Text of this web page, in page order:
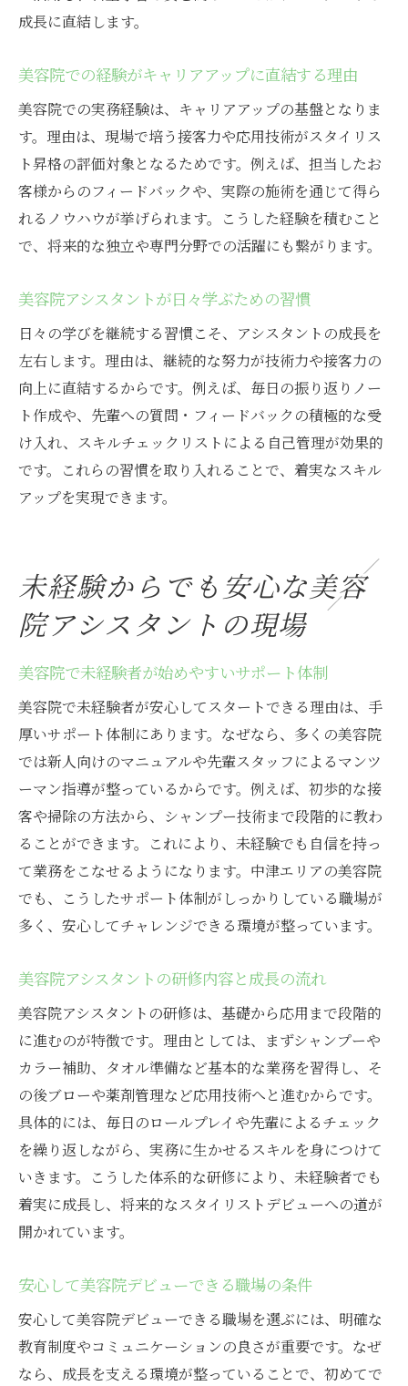
成長に直結します。
美容院での経験がキャリアアップに直結する理由
美容院での実務経験は、キャリアアップの基盤となりま
す。理由は、現場で培う接客力や応用技術がスタイリス
ト昇格の評価対象となるためです。例えば、担当したお
客様からのフィードバックや、実際の施術を通じて得ら
れるノウハウが挙げられます。こうした経験を積むこと
で、将来的な独立や専門分野での活躍にも繋がります。
美容院アシスタントが日々学ぶための習慣
日々の学びを継続する習慣こそ、アシスタントの成長を
左右します。理由は、継続的な努力が技術力や接客力の
向上に直結するからです。例えば、毎日の振り返りノー
ト作成や、先輩への質問・フィードバックの積極的な受
け入れ、スキルチェックリストによる自己管理が効果的
です。これらの習慣を取り入れることで、着実なスキル
アップを実現できます。
未経験からでも安心な美容
院アシスタントの現場
美容院で未経験者が始めやすいサポート体制
美容院で未経験者が安心してスタートできる理由は、手
厚いサポート体制にあります。なぜなら、多くの美容院
では新人向けのマニュアルや先輩スタッフによるマンツ
ーマン指導が整っているからです。例えば、初歩的な接
客や掃除の方法から、シャンプー技術まで段階的に教わ
ることができます。これにより、未経験でも自信を持っ
て業務をこなせるようになります。中津エリアの美容院
でも、こうしたサポート体制がしっかりしている職場が
多く、安心してチャレンジできる環境が整っています。
美容院アシスタントの研修内容と成長の流れ
美容院アシスタントの研修は、基礎から応用まで段階的
に進むのが特徴です。理由としては、まずシャンプーや
カラー補助、タオル準備など基本的な業務を習得し、そ
の後ブローや薬剤管理など応用技術へと進むからです。
具体的には、毎日のロールプレイや先輩によるチェック
を繰り返しながら、実務に生かせるスキルを身につけて
いきます。こうした体系的な研修により、未経験者でも
着実に成長し、将来的なスタイリストデビューへの道が
開かれています。
安心して美容院デビューできる職場の条件
安心して美容院デビューできる職場を選ぶには、明確な
教育制度やコミュニケーションの良さが重要です。なぜ
なら、成長を支える環境が整っていることで、初めてで